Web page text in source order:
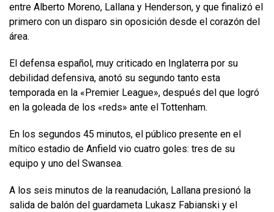
entre Alberto Moreno, Lallana y Henderson, y que finalizó el
primero con un disparo sin oposición desde el corazón del
área.
El defensa español, muy criticado en Inglaterra por su
debilidad defensiva, anotó su segundo tanto esta
temporada en la «Premier League», después del que logró
en la goleada de los «reds» ante el Tottenham.
En los segundos 45 minutos, el público presente en el
mítico estadio de Anfield vio cuatro goles: tres de su
equipo y uno del Swansea.
A los seis minutos de la reanudación, Lallana presionó la
salida de balón del guardameta Lukasz Fabianski y el